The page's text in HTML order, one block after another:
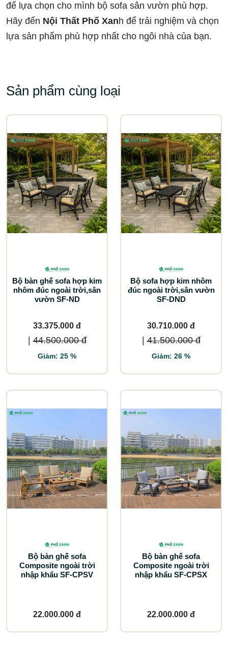
để lựa chọn cho mình bộ sofa sân vườn phù hợp.
Hãy đến Nội Thất Phố Xanh để trải nghiệm và chọn
lựa sản phẩm phù hợp nhất cho ngôi nhà của bạn.
Sản phẩm cùng loại
Bộ bàn ghế sofa hợp kim
nhôm đúc ngoài trời,sân
vườn SF-ND
33.375.000 đ
44.500.000 đ
Giảm: 25 %
Bộ sofa hợp kim nhôm
đúc ngoài trời,sân vườn
SF-DND
30.710.000 đ
41.500.000 đ
Giảm: 26 %
Bộ bàn ghế sofa
Composite ngoài trời
nhập khẩu SF-CPSV
22.000.000 đ
Bộ bàn ghế sofa
Composite ngoài trời
nhập khẩu SF-CPSX
22.000.000 đ